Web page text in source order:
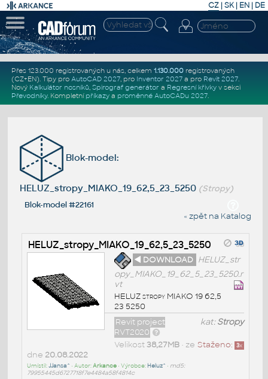
CZ | SK| EN | DE
Přes 123.000 registrovaných u nás, celkem 1.130.000registrovaných
(CZ+EN). Tipy pro AutoCAD 2027, pro Inventor 2027a pro Revit 2027.
Nový Kalkulátor nosníků, Spirograf generátor a Regresní křivkyv sekci
Převodníky. Kompletní příkazya proměnné AutoCADu 2027.
Blok-model:
HELUZ_stropy_MIAKO_19_62,5_23_5250 (Stropy)
Blok-model #22161
« zpět na Katalog
HELUZ_stropy_MIAKO_19_62,5_23_5250
◄ DOWNLOAD HELUZ_str
opy_MIAKO_19_62_5_23_5250.r
vt
HELUZ stropy MIAKO 19 62,5
23 5250
kat:Stropy
Revit project
RVT2020
Staženo: 3x
Velikost38,27MB• ze
dne 20.08.2022
Umístil:JJansa^ • Autor:Arkance• Výrobce: Heluz^ • md5:
79955445d6727718f7e4484a58f4814c